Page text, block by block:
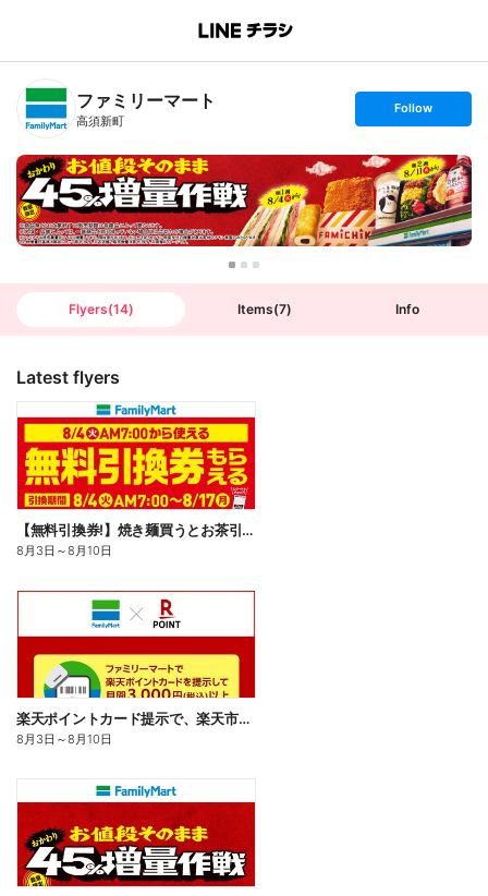
B
n
T
ファミリーマート
高須新町
s
t
o
l
l
o
w
Follow
Flyers(14) Items(7) Info
Latest flyers
【無料引換券!】焼き麺買うとお茶引換券貰える!
8月3日 ～8月10日
楽天ポイントカード提示で、楽天市場でのお買い物がおトクに!
8月3日 ～8月10日